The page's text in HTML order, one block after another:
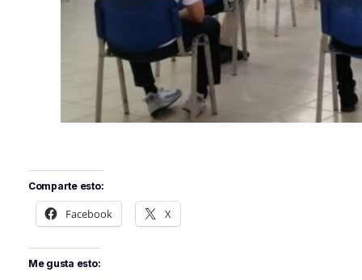
Comparte esto:
Facebook X
Me gusta esto: